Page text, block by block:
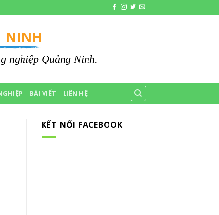
NINH
nghiệp Quảng Ninh.
BÀI VIẾT LIÊN HỆ
KẾT NỐI FACEBOOK